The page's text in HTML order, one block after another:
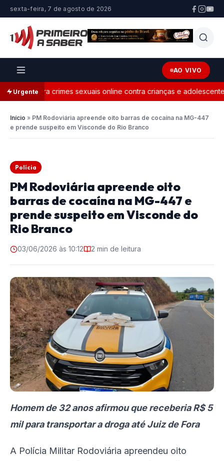
sexta-feira, 7 de agosto de 2026
AO VIVO
Urgente
para crimes sexuais online contra crianças e adolescentes
Início » PM Rodoviária apreende oito barras de cocaína na MG-447
e prende suspeito em Visconde do Rio Branco
Polícia
PM Rodoviária apreende oito
barras de cocaína na MG-447 e
prende suspeito em Visconde do
Rio Branco
03/06/2026 às 10:12 2 min de leitura
Homem de 32 anos afirmou que receberia R$ 5
mil para transportar a droga até Juiz de Fora
A Polícia Militar Rodoviária apreendeu oito